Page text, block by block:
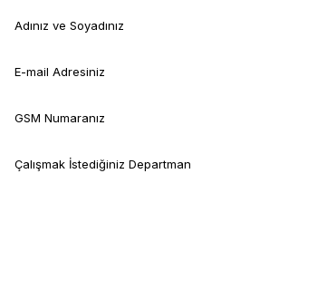
Adınız ve Soyadınız
E-mail Adresiniz
GSM Numaranız
Çalışmak İstediğiniz Departman